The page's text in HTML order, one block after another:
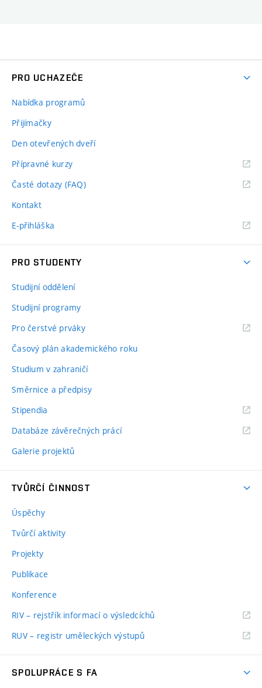
PRO UCHAZEČE
Nabídka programů
Přijímačky
Den otevřených dveří
Přípravné kurzy
Časté dotazy (FAQ)
Kontakt
E-přihláška
PRO STUDENTY
Studijní oddělení
Studijní programy
Pro čerstvé prváky
Časový plán akademického roku
Studium v zahraničí
Směrnice a předpisy
Stipendia
Databáze závěrečných prácí
Galerie projektů
TVŮRČÍ ČINNOST
Úspěchy
Tvůrčí aktivity
Projekty
Publikace
Konference
RIV – rejstřík informací o výsledcíchů
RUV – registr uměleckých výstupů
SPOLUPRÁCE S FA